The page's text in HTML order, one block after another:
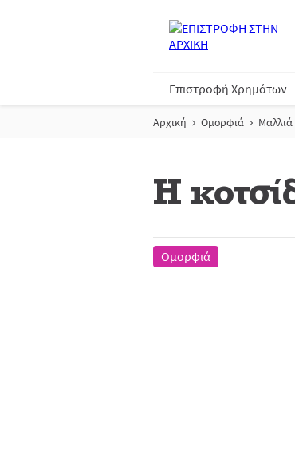
Επιστροφή Χρημάτων
Αρχική Ομορφιά Μαλλιά
Η
Ομορφιά